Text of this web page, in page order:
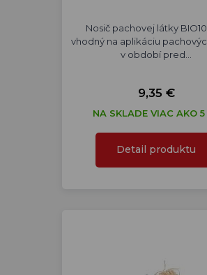
Nosič pachovej látky
vhodný na aplikáciu
v období pred…
9,35 €
NA SKLADE VIAC AKO 5
Detail produktu